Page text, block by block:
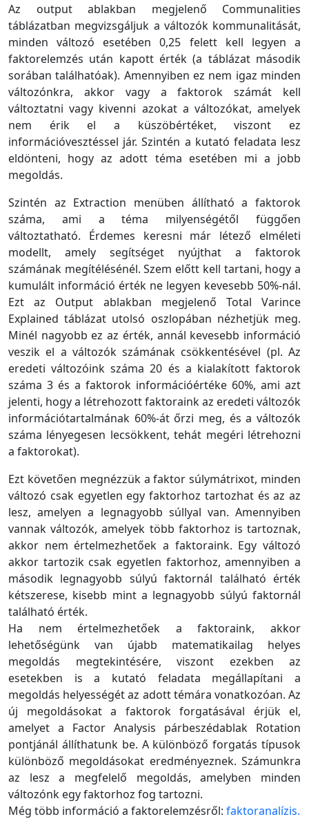
Az output ablakban megjelenő Communalities
táblázatban megvizsgáljuk a változók kommunalitását,
minden változó esetében 0,25 felett kell legyen a
faktorelemzés után kapott érték (a táblázat második
sorában találhatóak). Amennyiben ez nem igaz minden
változónkra, akkor vagy a faktorok számát kell
változtatni vagy kivenni azokat a változókat, amelyek
nem érik el a küszöbértéket, viszont ez
információvesztéssel jár. Szintén a kutató feladata lesz
eldönteni, hogy az adott téma esetében mi a jobb
megoldás.
Szintén az Extraction menüben állítható a faktorok
száma, ami a téma milyenségétől függően
változtatható. Érdemes keresni már létező elméleti
modellt, amely segítséget nyújthat a faktorok
számának megítélésénél. Szem előtt kell tartani, hogy a
kumulált információ érték ne legyen kevesebb 50%-nál.
Ezt az Output ablakban megjelenő Total Varince
Explained táblázat utolsó oszlopában nézhetjük meg.
Minél nagyobb ez az érték, annál kevesebb információ
veszik el a változók számának csökkentésével (pl. Az
eredeti változóink száma 20 és a kialakított faktorok
száma 3 és a faktorok információértéke 60%, ami azt
jelenti, hogy a létrehozott faktoraink az eredeti változók
információtartalmának 60%-át őrzi meg, és a változók
száma lényegesen lecsökkent, tehát megéri létrehozni
a faktorokat).
Ezt követően megnézzük a faktor súlymátrixot, minden
változó csak egyetlen egy faktorhoz tartozhat és az az
lesz, amelyen a legnagyobb súllyal van. Amennyiben
vannak változók, amelyek több faktorhoz is tartoznak,
akkor nem értelmezhetőek a faktoraink. Egy változó
akkor tartozik csak egyetlen faktorhoz, amennyiben a
második legnagyobb súlyú faktornál található érték
kétszerese, kisebb mint a legnagyobb súlyú faktornál
található érték.
Ha nem értelmezhetőek a faktoraink, akkor
lehetőségünk van újabb matematikailag helyes
megoldás megtekintésére, viszont ezekben az
esetekben is a kutató feladata megállapítani a
megoldás helyességét az adott témára vonatkozóan. Az
új megoldásokat a faktorok forgatásával érjük el,
amelyet a Factor Analysis párbeszédablak Rotation
pontjánál állíthatunk be. A különböző forgatás típusok
különböző megoldásokat eredményeznek. Számunkra
az lesz a megfelelő megoldás, amelyben minden
változónk egy faktorhoz fog tartozni.
Még több információ a faktorelemzésről: faktoranalízis.